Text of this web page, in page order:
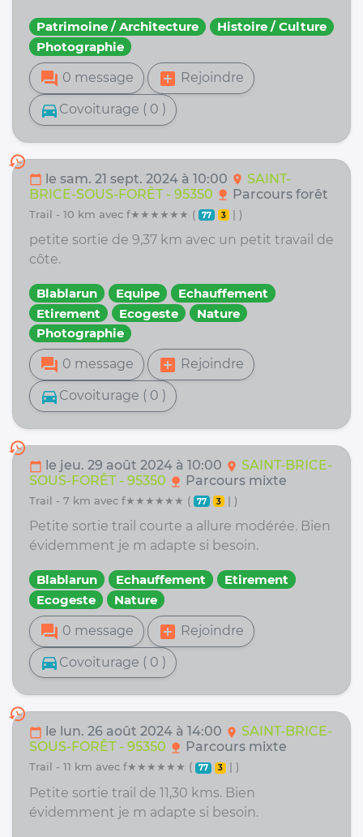
Patrimoine / Architecture
Histoire / Culture
Photographie
forum 0 message add_box Rejoindre
directions_car Covoiturage ( 0 )
history
calendar_today le sam. 21 sept. 2024 à 10:00 location_on SAINT-
BRICE-SOUS-FORÊT - 95350 nature Parcours forêt
trail - 10 km avec f★★★★★★ ( 77 3 | )
petite sortie de 9,37 km avec un petit travail de
côte.
Blablarun Equipe
Echauffement
Etirement
Ecogeste
Nature
Photographie
forum 0 message add_box Rejoindre
directions_car Covoiturage ( 0 )
history
calendar_today le jeu. 29 août 2024 à 10:00 location_on SAINT-BRICE-
SOUS-FORÊT - 95350 nature Parcours mixte
trail - 7 km avec f★★★★★★ ( 77 3 | )
Petite sortie trail courte a allure modérée. Bien
évidemment je m adapte si besoin.
Blablarun Echauffement
Etirement
Ecogeste
Nature
forum 0 message add_box Rejoindre
directions_car Covoiturage ( 0 )
history
calendar_today le lun. 26 août 2024 à 14:00 location_on SAINT-BRICE-
SOUS-FORÊT - 95350 nature Parcours mixte
trail - 11 km avec f★★★★★★ ( 77 3 | )
Petite sortie trail de 11,30 kms. Bien
évidemment je m adapte si besoin.